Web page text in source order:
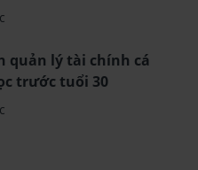
quản lý tài chính cá
trước tuổi 30